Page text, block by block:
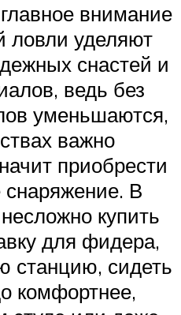
внимание
ловли уделяют
снастей и
ведь без
уменьшаются,
важно
приобрести
снаряжение. В
купить
для фидера,
станцию, сидеть
комфортнее,